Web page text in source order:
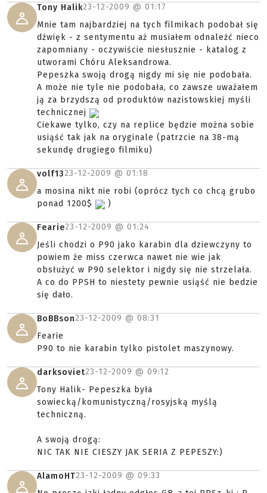
Tony Halik23-12-2009 @ 01:17
Mnie tam najbardziej na tych filmikach podobał się
dźwięk - z sentymentu aż musiałem odnaleźć nieco
zapomniany - oczywiście niesłusznie - katalog z
utworami Chóru Aleksandrowa.
Pepeszka swoją drogą nigdy mi się nie podobała.
A może nie tyle nie podobała, co zawsze uważałem
ją za brzydszą od produktów nazistowskiej myśli
technicznej
Ciekawe tylko, czy na replice będzie można sobie
usiąść tak jak na oryginale (patrzcie na 38-mą
sekundę drugiego filmiku)
volf1323-12-2009 @ 01:18
a mosina nikt nie robi (oprócz tych co chcą grubo
ponad 1200$
)
Fearie23-12-2009 @ 01:24
Jeśli chodzi o P90 jako karabin dla dziewczyny to
powiem że miss czerwca nawet nie wie jak
obsłużyć w P90 selektor i nigdy się nie strzelała.
A co do PPSH to niestety pewnie usiąść nie bedzie
się dało.
BoBBson23-12-2009 @ 08:31
Fearie
P90 to nie karabin tylko pistolet maszynowy.
darksoviet23-12-2009 @ 09:12
Tony Halik- Pepeszka była
sowiecką/komunistyczną/rosyjską myślą
techniczną.
A swoją drogą:
NIC TAK NIE CIESZY JAK SERIA Z PEPESZY:)
AlamoHT23-12-2009 @ 09:33